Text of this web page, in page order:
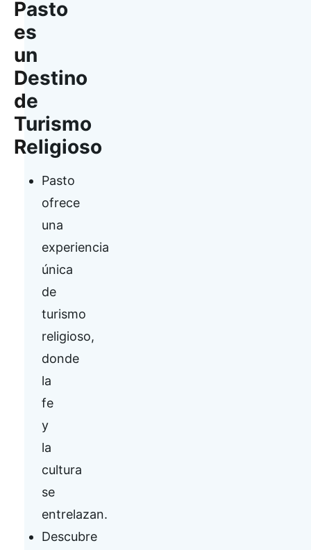
Pasto
es
un
Destino
de
Turismo
Religioso
Pasto
ofrece
una
experiencia
única
de
turismo
religioso,
donde
la
fe
y
la
cultura
se
entrelazan.
Descubre